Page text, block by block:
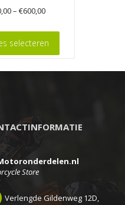
–€600,00
selecteren
Store
Verlengde Gildenweg 12D,